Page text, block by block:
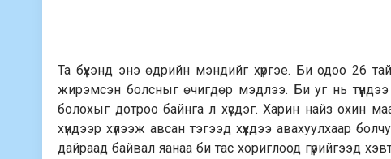
Та бүхэнд энэ өдрийн мэндийг хүргэе. Би одоо 26
жирэмсэн болсныг өчигдөр мэдлээ. Би уг нь түүндээ
болохыг дотроо байнга л хүсдэг. Харин найз охин
хүндээр хүлээж авсан тэгээд хүүхдээ авахуулхаар
дайраад байвал яанаа би тас хориглоод гүрийгээд